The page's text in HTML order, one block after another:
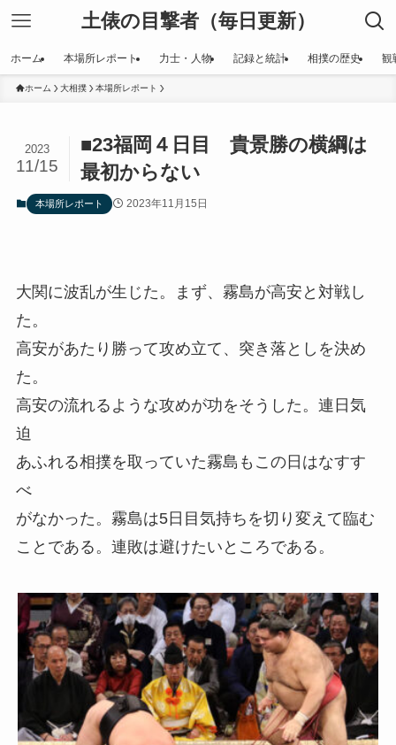
土俵の目撃者（毎日更新）
ホーム 本場所レポート 力士・人物 記録と統計 相撲の歴史 観
ホーム 大相撲 本場所レポート
■23福岡４日目 貴景勝の横綱は
最初からない
2023
11/15
本場所レポート 2023年11月15日
大関に波乱が生じた。まず、霧島が高安と対戦し
た。
高安があたり勝って攻め立て、突き落としを決め
た。
高安の流れるような攻めが功をそうした。連日気
迫
あふれる相撲を取っていた霧島もこの日はなすす
べ
がなかった。霧島は5日目気持ちを切り変えて臨む
ことである。連敗は避けたいところである。